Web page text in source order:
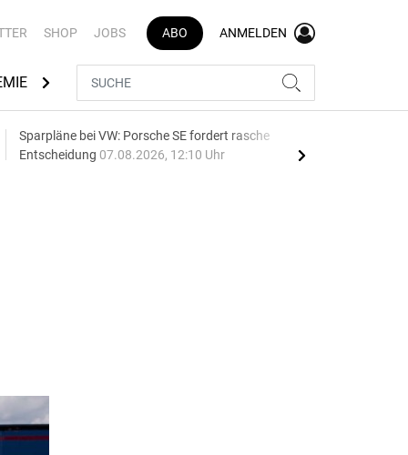
SHOP JOBS ABO ANMELDEN
AUTOMARKEN
Sparpläne bei VW: Porsche SE fordert rasche
Entscheidung 07.08.2026, 12:10 Uhr